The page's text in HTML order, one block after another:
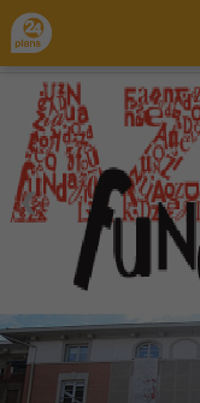
❮
28 Ago 2023